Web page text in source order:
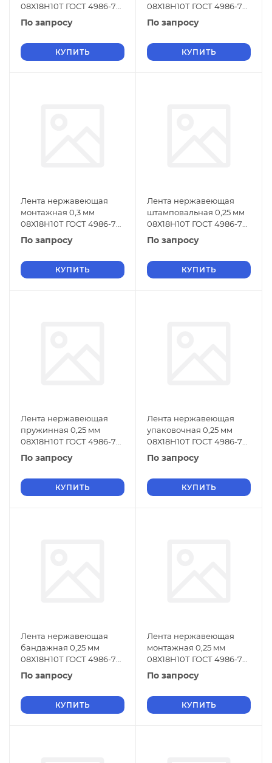
08Х18Н10Т ГОСТ 4986-79
г/к
По запросу
КУПИТЬ
08Х18Н10Т ГОСТ 4986-79
х/к
По запросу
КУПИТЬ
Лента нержавеющая
монтажная 0,3 мм
08Х18Н10Т ГОСТ 4986-79
г/к
По запросу
КУПИТЬ
Лента нержавеющая
штамповальная 0,25 мм
08Х18Н10Т ГОСТ 4986-79
г/к
По запросу
КУПИТЬ
Лента нержавеющая
пружинная 0,25 мм
08Х18Н10Т ГОСТ 4986-79
х/к
По запросу
КУПИТЬ
Лента нержавеющая
упаковочная 0,25 мм
08Х18Н10Т ГОСТ 4986-79
г/к
По запросу
КУПИТЬ
Лента нержавеющая
бандажная 0,25 мм
08Х18Н10Т ГОСТ 4986-79
х/к
По запросу
КУПИТЬ
Лента нержавеющая
монтажная 0,25 мм
08Х18Н10Т ГОСТ 4986-79
г/к
По запросу
КУПИТЬ